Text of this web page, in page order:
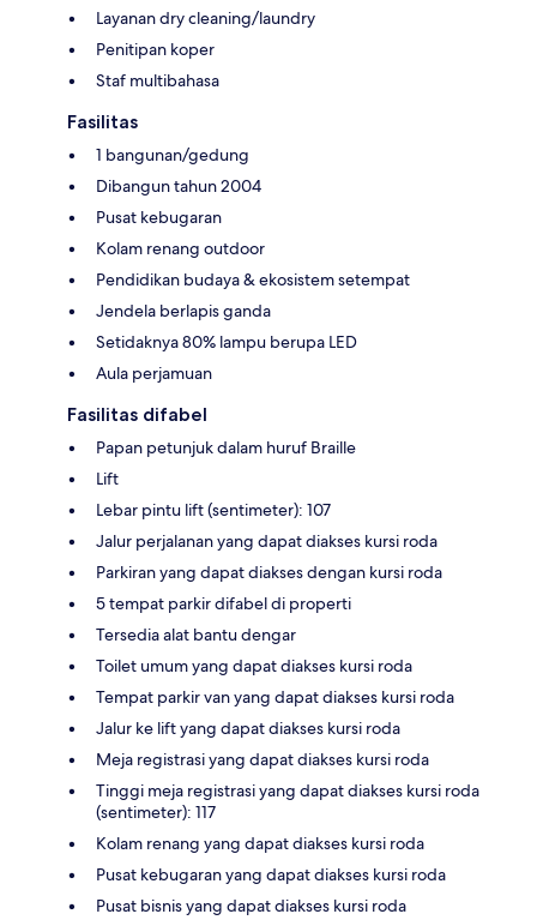
Layanan dry cleaning/laundry
Penitipan koper
Staf multibahasa
Fasilitas
1 bangunan/gedung
Dibangun tahun 2004
Pusat kebugaran
Kolam renang outdoor
Pendidikan budaya & ekosistem setempat
Jendela berlapis ganda
Setidaknya 80% lampu berupa LED
Aula perjamuan
Fasilitas difabel
Papan petunjuk dalam huruf Braille
Lift
Lebar pintu lift (sentimeter): 107
Jalur perjalanan yang dapat diakses kursi roda
Parkiran yang dapat diakses dengan kursi roda
5 tempat parkir difabel di properti
Tersedia alat bantu dengar
Toilet umum yang dapat diakses kursi roda
Tempat parkir van yang dapat diakses kursi roda
Jalur ke lift yang dapat diakses kursi roda
Meja registrasi yang dapat diakses kursi roda
Tinggi meja registrasi yang dapat diakses kursi roda
(sentimeter): 117
Kolam renang yang dapat diakses kursi roda
Pusat kebugaran yang dapat diakses kursi roda
Pusat bisnis yang dapat diakses kursi roda